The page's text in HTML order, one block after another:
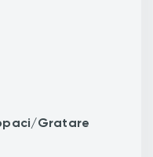
Gratare